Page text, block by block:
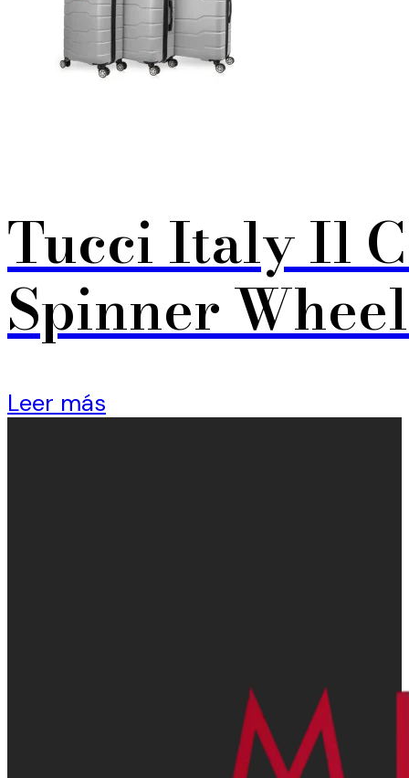
Tucci Italy Il
Spinner
Leer más